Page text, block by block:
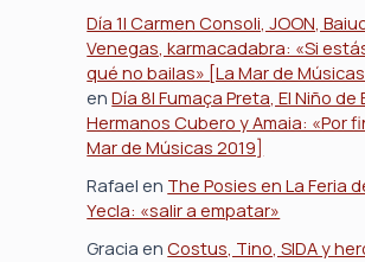
Día 1| Carmen Consoli, JOON,
Venegas, karmacadabra: «Si
qué no bailas» [La Mar de
enDía 8| Fumaça Preta, El Niño de
Hermanos Cubero y Amaia: «Por
Mar de Músicas 2019]
Rafael en The Posies en La Feria
Yecla: «salir a empatar»
Gracia enCostus, Tino, SIDA y